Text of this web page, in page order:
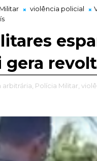
violência policial
Polícia Militar,